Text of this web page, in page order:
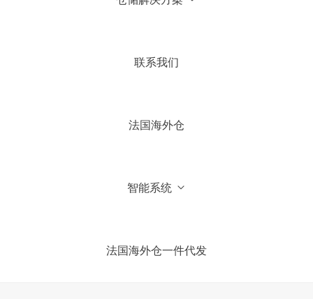
联系我们
法国海外仓
智能系统
法国海外仓一件代发
3.我们可以到法国参观你们仓
4.你们国内有公司吗？